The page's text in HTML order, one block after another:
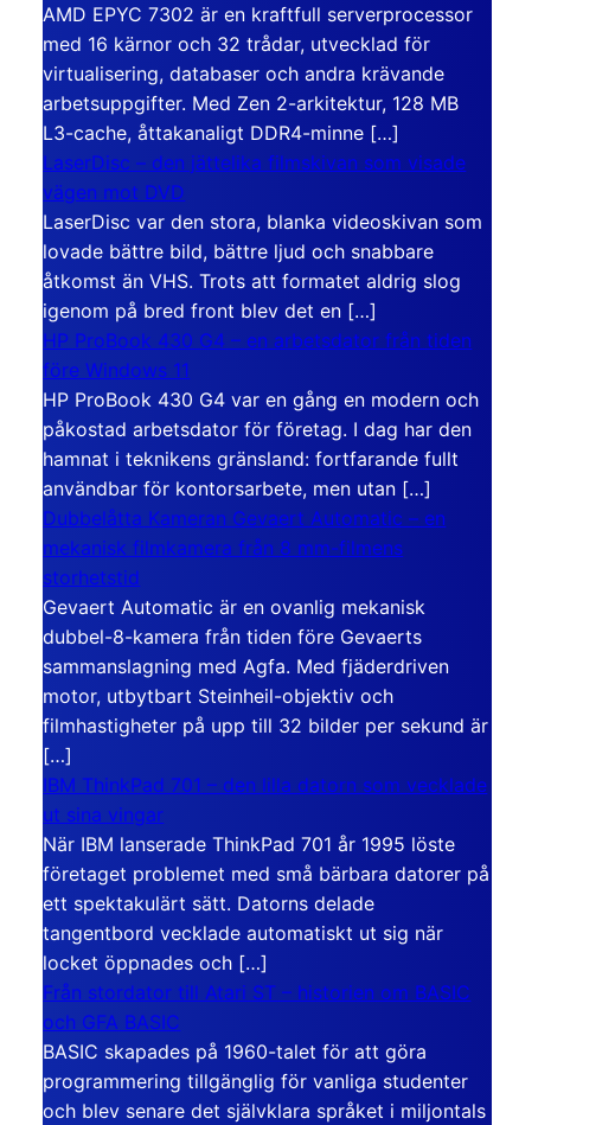
AMD EPYC 7302 är en kraftfull serverprocessor
med 16 kärnor och 32 trådar, utvecklad för
virtualisering, databaser och andra krävande
arbetsuppgifter. Med Zen 2-arkitektur, 128 MB
L3-cache, åttakanaligt DDR4-minne […]
LaserDisc – den jättelika filmskivan som visade
vägen mot DVD
LaserDisc var den stora, blanka videoskivan som
lovade bättre bild, bättre ljud och snabbare
åtkomst än VHS. Trots att formatet aldrig slog
igenom på bred front blev det en […]
HP ProBook 430 G4 – en arbetsdator från tiden
före Windows 11
HP ProBook 430 G4 var en gång en modern och
påkostad arbetsdator för företag. I dag har den
hamnat i teknikens gränsland: fortfarande fullt
användbar för kontorsarbete, men utan […]
Dubbelåtta Kameran Gevaert Automatic – en
mekanisk filmkamera från 8 mm-filmens
storhetstid
Gevaert Automatic är en ovanlig mekanisk
dubbel-8-kamera från tiden före Gevaerts
sammanslagning med Agfa. Med fjäderdriven
motor, utbytbart Steinheil-objektiv och
filmhastigheter på upp till 32 bilder per sekund är
[…]
IBM ThinkPad 701 – den lilla datorn som vecklade
ut sina vingar
När IBM lanserade ThinkPad 701 år 1995 löste
företaget problemet med små bärbara datorer på
ett spektakulärt sätt. Datorns delade
tangentbord vecklade automatiskt ut sig när
locket öppnades och […]
Från stordator till Atari ST – historien om BASIC
och GFA BASIC
BASIC skapades på 1960-talet för att göra
programmering tillgänglig för vanliga studenter
och blev senare det självklara språket i miljontals